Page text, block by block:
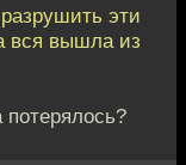
эти
вся вышла из